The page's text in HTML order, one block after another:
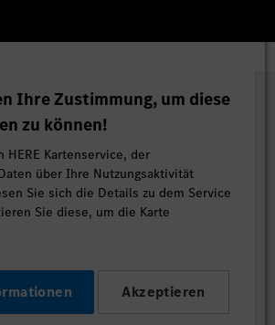
Ihre Zustimmung, um diese
zu können!
HERE Kartenservice, der
über Ihre Nutzungsaktivität
Sie sich die Details zu dem Service
Sie diese, um die Karte
Akzeptieren